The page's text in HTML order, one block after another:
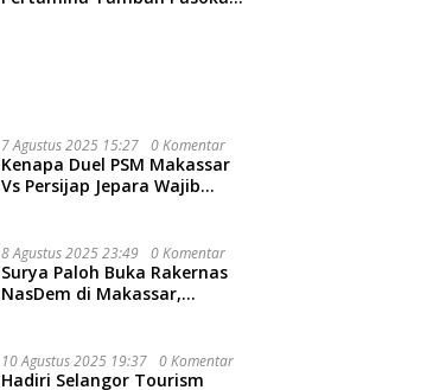
7 Agustus 2025 15:27 0 Komentar
Kenapa Duel PSM Makassar
Vs Persijap Jepara Wajib
8 Agustus 2025 23:49 0 Komentar
Surya Paloh Buka Rakernas
NasDem di Makassar,
10 Agustus 2025 19:37 0 Komentar
Hadiri Selangor Tourism